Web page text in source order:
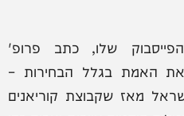
שלו, כתב פרופ'
את האמת בגלל הבחירות –
מאז שקבוצת קוריאנים